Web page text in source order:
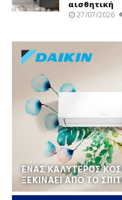
αισθητική
27/07/2026